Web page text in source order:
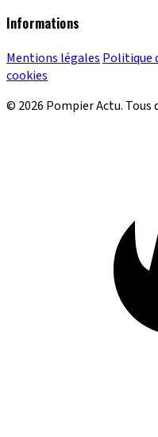
Informations
Mentions légales Politique
cookies
© 2026 Pompier Actu. Tous